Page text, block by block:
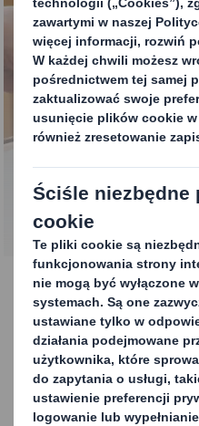
Śledzenie
Śledzenie
Nasza rozwiązania
produktów wzdłuż